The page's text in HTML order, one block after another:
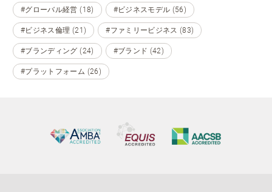
#グローバル経営 (18) #ビジネスモデル (56)
#ビジネス倫理 (21) #ファミリービジネス (83)
#ブランディング (24) #ブランド (42)
#プラットフォーム (26)